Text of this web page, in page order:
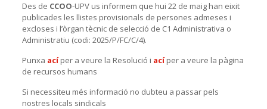
Des de CCOO-UPV us informem que hui 22 de maig han eixit
publicades les llistes provisionals de persones admeses i
excloses i l’òrgan tècnic de selecció de C1 Administrativa o
Administratiu (codi: 2025/P/FC/C/4).
Punxa acíper a veure la Resolució i acíper a veure la pàgina
de recursos humans
Si necessiteu més informació no dubteu a passar pels
nostres locals sindicals